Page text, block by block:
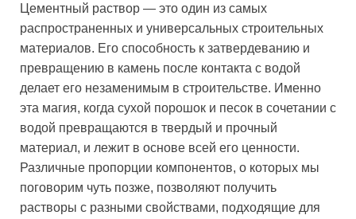
Цементный раствор — это один из самых
распространенных и универсальных строительных
материалов. Его способность к затвердеванию и
превращению в камень после контакта с водой
делает его незаменимым в строительстве. Именно
эта магия, когда сухой порошок и песок в сочетании с
водой превращаются в твердый и прочный
материал, и лежит в основе всей его ценности.
Различные пропорции компонентов, о которых мы
поговорим чуть позже, позволяют получить
растворы с разными свойствами, подходящие для